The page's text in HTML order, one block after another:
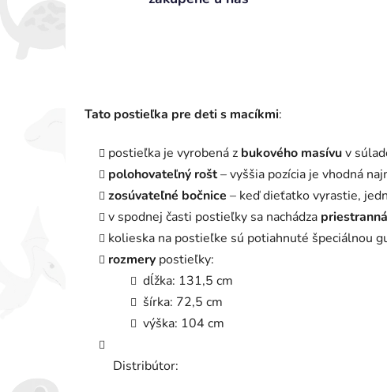
Tato postieľka pre deti s macíkmi:
postieľka je vyrobená z bukového masívuv
polohovateľný rošt– vyššia pozícia je vhodná
zosúvateľné bočnice – keď dieťatko vyrastie,
v spodnej časti postieľky sa nachádza
kolieska na postieľke sú potiahnuté špeciálnou
rozmery postieľky:
dĺžka: 131,5 cm
šírka: 72,5 cm
výška: 104 cm
Distribútor: